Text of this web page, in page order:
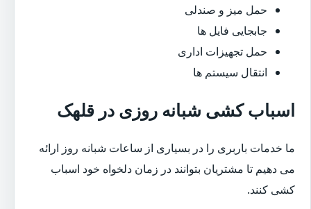
حمل میز و صندلی
جابجایی فایل ها
حمل تجهیزات اداری
انتقال سیستم ها
اسباب کشی شبانه روزی در قلهک
ما خدمات باربری را در بسیاری از ساعات شبانه روز ارائه
می دهیم تا مشتریان بتوانند در زمان دلخواه خود اسباب
کشی کنند.